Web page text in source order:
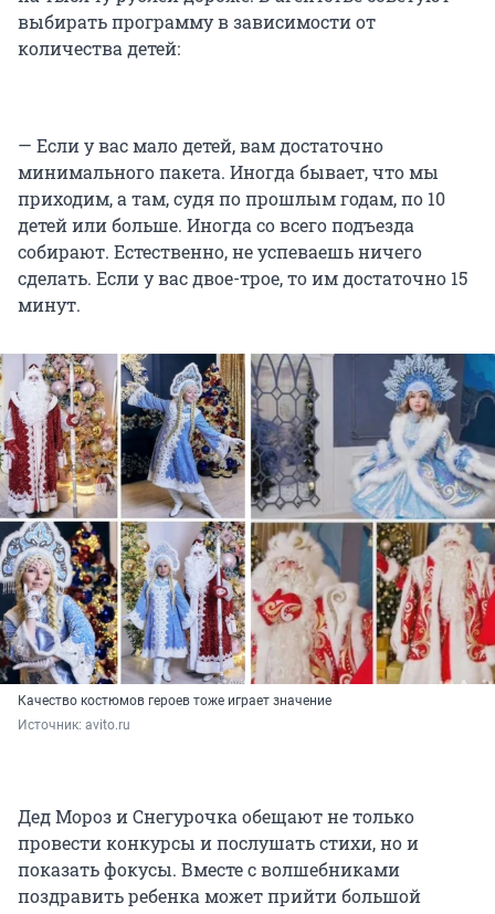
выбирать программу в зависимости от
количества детей:
— Если у вас мало детей, вам достаточно
минимального пакета. Иногда бывает, что мы
приходим, а там, судя по прошлым годам, по 10
детей или больше. Иногда со всего подъезда
собирают. Естественно, не успеваешь ничего
сделать. Если у вас двое-трое, то им достаточно 15
минут.
Качество костюмов героев тоже играет значение
Источник: avito.ru
Дед Мороз и Снегурочка обещают не только
провести конкурсы и послушать стихи, но и
показать фокусы. Вместе с волшебниками
поздравить ребенка может прийти большой